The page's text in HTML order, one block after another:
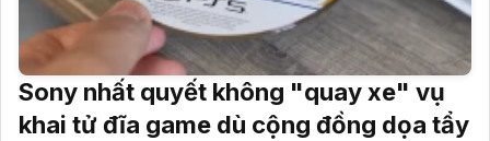
Sony nhất quyết không "quay xe" vụ
khai tử đĩa game dù cộng đồng dọa tẩy